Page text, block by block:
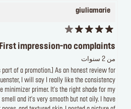
giuliamarie
First impression-no complaints
من 2 سنوات
part of a promotion.] As an honest review for
I will say I really like the consistency
minimizer primer. It's the right shade for my
and it's very smooth but not oily. I have